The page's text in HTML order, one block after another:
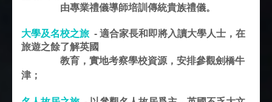
由專業禮儀導師培訓傳統貴族禮儀。
大學及名校之旅 - 適合家長和即將入讀大學人士，在
旅遊之餘了解英國
教育，實地考察學校資源，安排參觀劍橋牛
津；